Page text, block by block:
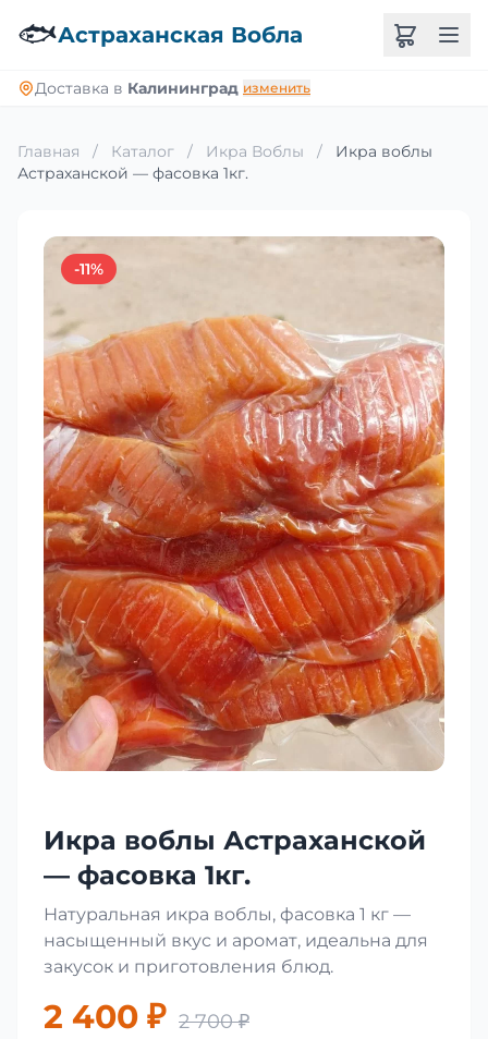
🐟Астраханская Вобла
Доставка в Калининград изменить
Главная / Каталог / Икра Воблы /
Икра воблы
Астраханской — фасовка 1кг.
-11%
Икра воблы Астраханской
— фасовка 1кг.
Натуральная икра воблы, фасовка 1 кг —
насыщенный вкус и аромат, идеальна для
закусок и приготовления блюд.
2 400 ₽ 2 700 ₽